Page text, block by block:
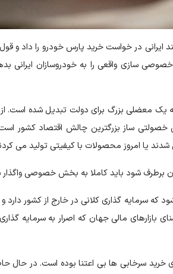
ایرانی در خواست خرید پارس خودرو را داد و
خصوصی سازی واقعی را به خودروسازان ایرانی
به یک معضلی بزرگ برای دولت تبدیل شده
ساز بزرگترین چالش اقتصاد کشور است.
یا امروز محصولات با کیفیتی تولید می
برطرف شود باید کاملا به بخش خصوصی
که سرمایه گذاری کلانی در خارج از کشور
بازارهای مالی جهان که اصرار به سرمایه
سرخابی ها بی اعتنا بوده است. در حال